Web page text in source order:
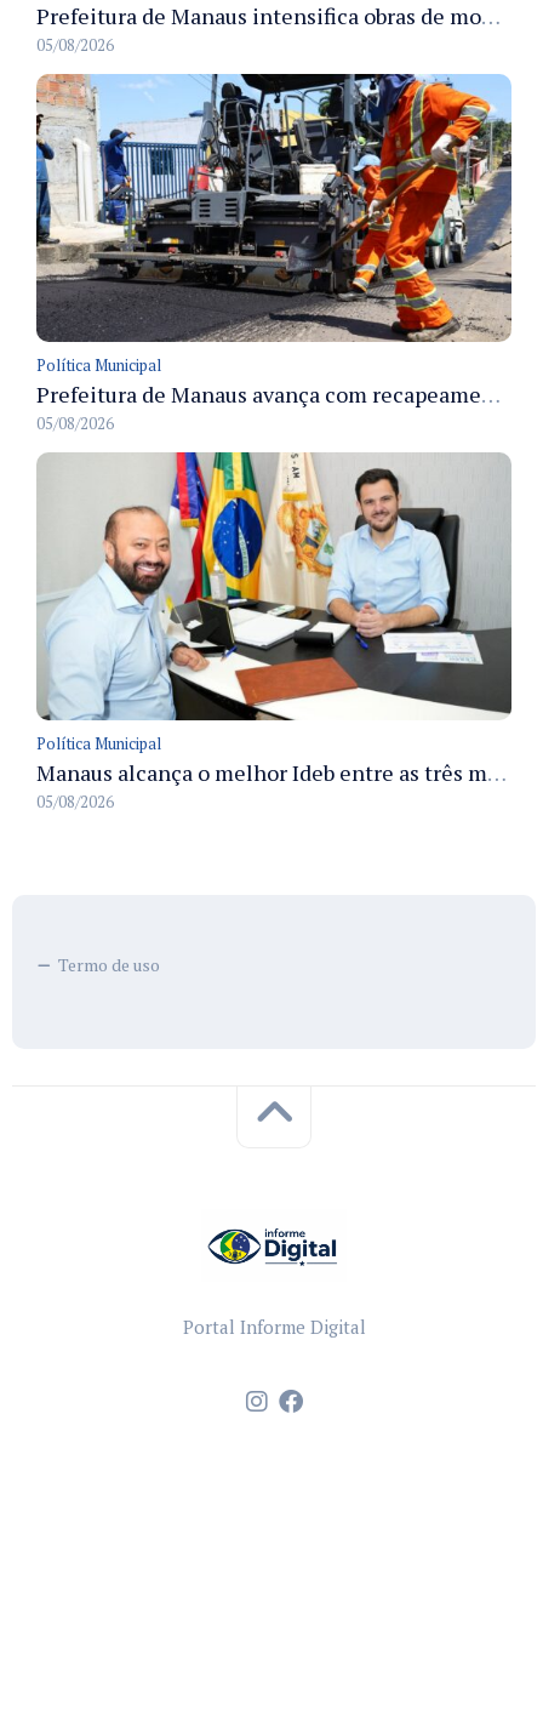
Prefeitura de Manaus intensifica obras de modernização no viaduto Miguel Arraes para ampliar segurança e acessibilidade na região
05/08/2026
Política Municipal
Prefeitura de Manaus avança com recapeamento no Parque Rio Solimões e cobre cerca de 30 ruas
05/08/2026
Política Municipal
Manaus alcança o melhor Ideb entre as três maiores redes municipais do país em 2025 com avanço na aprendizagem
05/08/2026
Termo de uso
Portal Informe Digital